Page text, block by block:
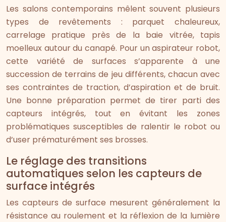
Les salons contemporains mêlent souvent plusieurs
types de revêtements : parquet chaleureux,
carrelage pratique près de la baie vitrée, tapis
moelleux autour du canapé. Pour un aspirateur robot,
cette variété de surfaces s’apparente à une
succession de terrains de jeu différents, chacun avec
ses contraintes de traction, d’aspiration et de bruit.
Une bonne préparation permet de tirer parti des
capteurs intégrés, tout en évitant les zones
problématiques susceptibles de ralentir le robot ou
d’user prématurément ses brosses.
Le réglage des transitions
automatiques selon les capteurs de
surface intégrés
Les capteurs de surface mesurent généralement la
résistance au roulement et la réflexion de la lumière